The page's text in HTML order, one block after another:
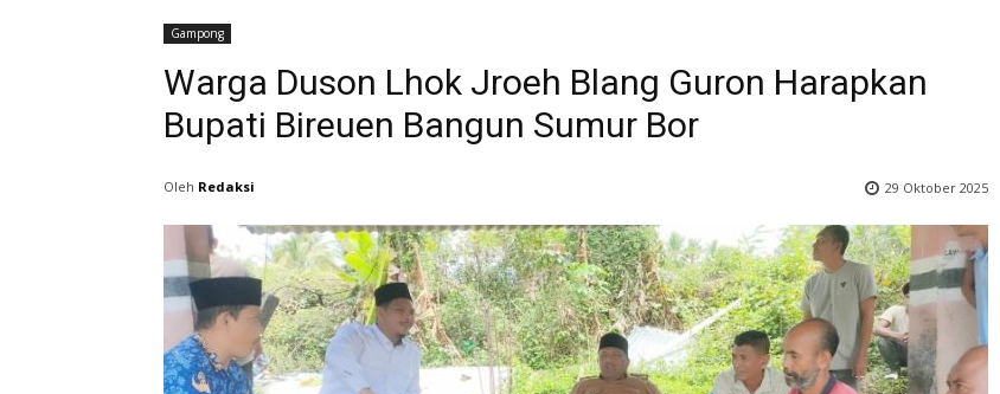
Gampong
Warga Duson Lhok Jroeh Blang Guron Harapkan
Bupati Bireuen Bangun Sumur Bor
Oleh Redaksi 29 Oktober 2025